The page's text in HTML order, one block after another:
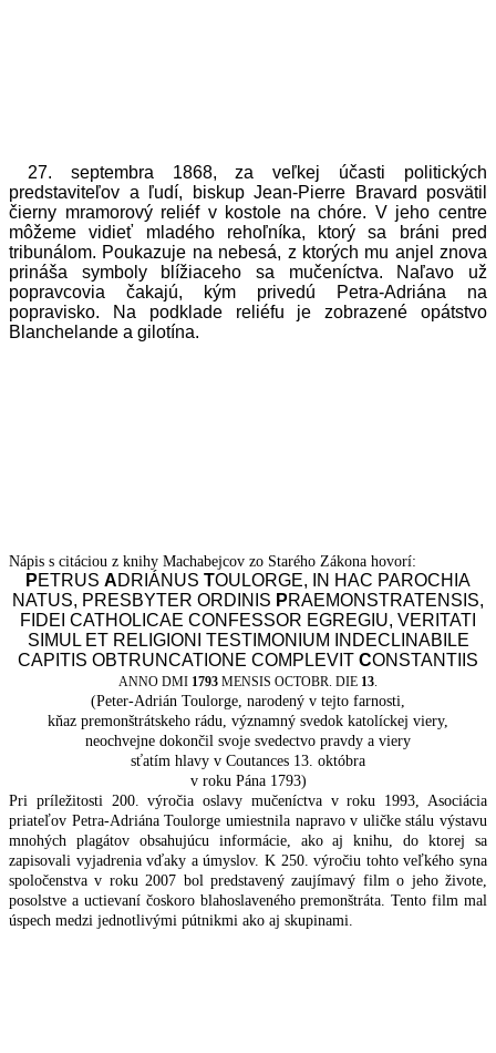
27. septembra 1868, za veľkej účasti politických
predstaviteľov a ľudí, biskup Jean-Pierre Bravard posvätil
čierny mramorový reliéf v kostole na chóre. V jeho centre
môžeme vidieť mladého rehoľníka, ktorý sa bráni pred
tribunálom. Poukazuje na nebesá, z ktorých mu anjel znova
prináša symboly blížiaceho sa mučeníctva. Naľavo už
popravcovia čakajú, kým privedú Petra-Adriána na
popravisko. Na podklade reliéfu je zobrazené opátstvo
Blanchelande a gilotína.
Nápis s citáciou z knihy Machabejcov zo Starého Zákona hovorí:
PETRUS ADRIÁNUS TOULORGE, IN HAC PAROCHIA
NATUS, PRESBYTER ORDINIS PRAEMONSTRATENSIS,
FIDEI CATHOLICAE CONFESSOR EGREGIU, VERITATI
SIMUL ET RELIGIONI TESTIMONIUM INDECLINABILE
CAPITIS OBTRUNCATIONE COMPLEVIT CONSTANTIIS
ANNO DMI 1793 MENSIS OCTOBR. DIE 13.
(Peter-Adrián Toulorge, narodený v tejto farnosti,
kňaz premonštrátskeho rádu, významný svedok katolíckej viery,
neochvejne dokončil svoje svedectvo pravdy a viery
sťatím hlavy v Coutances 13. októbra
v roku Pána 1793)
Pri príležitosti 200. výročia oslavy mučeníctva v roku 1993, Asociácia
priateľov Petra-Adriána Toulorge umiestnila napravo v uličke stálu výstavu
mnohých plagátov obsahujúcu informácie, ako aj knihu, do ktorej sa
zapisovali vyjadrenia vďaky a úmyslov. K 250. výročiu tohto veľkého syna
spoločenstva v roku 2007 bol predstavený zaujímavý film o jeho živote,
posolstve a uctievaní čoskoro blahoslaveného premonštráta. Tento film mal
úspech medzi jednotlivými pútnikmi ako aj skupinami.